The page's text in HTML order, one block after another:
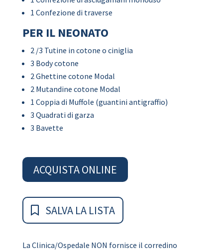
1 Confezione di traverse
PER IL NEONATO
2 /3 Tutine in cotone o ciniglia
3 Body cotone
2 Ghettine cotone Modal
2 Mutandine cotone Modal
1 Coppia di Muffole (guantini antigraffio)
3 Quadrati di garza
3 Bavette
ACQUISTA ONLINE
SALVA LA LISTA
La Clinica/Ospedale NON fornisce il corredino